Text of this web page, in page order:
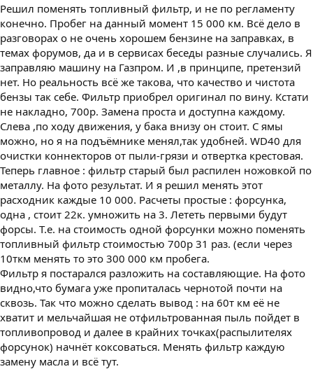
Решил поменять топливный фильтр, и не по регламенту
конечно. Пробег на данный момент 15 000 км. Всё дело в
разговорах о не очень хорошем бензине на заправках, в
темах форумов, да и в сервисах беседы разные случались. Я
заправляю машину на Газпром. И ,в принципе, претензий
нет. Но реальность всё же такова, что качество и чистота
бензы так себе. Фильтр приобрел оригинал по вину. Кстати
не накладно, 700р. Замена проста и доступна каждому.
Слева ,по ходу движения, у бака внизу он стоит. С ямы
можно, но я на подъёмнике менял,так удобней. WD40 для
очистки коннекторов от пыли-грязи и отвертка крестовая.
Теперь главное : фильтр старый был распилен ножовкой по
металлу. На фото результат. И я решил менять этот
расходник каждые 10 000. Расчеты простые : форсунка,
одна , стоит 22к. умножить на 3. Лететь первыми будут
форсы. Т.е. на стоимость одной форсунки можно поменять
топливный фильтр стоимостью 700р 31 раз. (если через
10ткм менять то это 300 000 км пробега.
Фильтр я постарался разложить на составляющие. На фото
видно,что бумага уже пропиталась чернотой почти на
сквозь. Так что можно сделать вывод : на 60т км её не
хватит и мельчайшая не отфильтрованная пыль пойдет в
топливопровод и далее в крайних точках(распылителях
форсунок) начнёт коксоваться. Менять фильтр каждую
замену масла и всё тут.